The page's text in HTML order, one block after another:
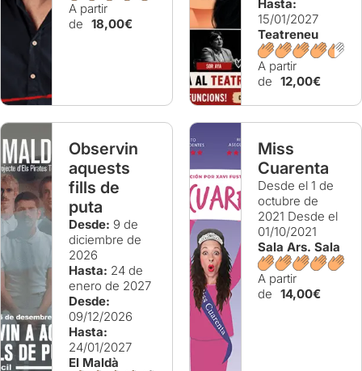
A partir
de 18,00€
Hasta:
15/01/2027
Teatreneu
A partir
de 12,00€
Observin
aquests
fills de
puta
Desde: 9 de
diciembre de
2026
Hasta: 24 de
enero de 2027
Desde:
09/12/2026
Hasta:
24/01/2027
El Maldà
Miss
Cuarenta
Desde el 1 de
octubre de
2021 Desde el
01/10/2021
Sala Ars. Sala
A partir
de 14,00€